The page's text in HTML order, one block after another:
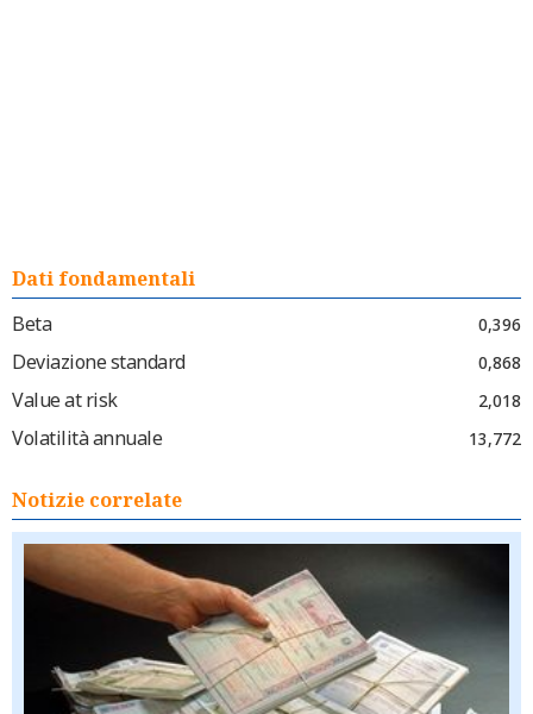
Dati fondamentali
Beta
0,396
Deviazione standard 0,868
Value at risk 2,018
Volatilità annuale 13,772
Notizie correlate